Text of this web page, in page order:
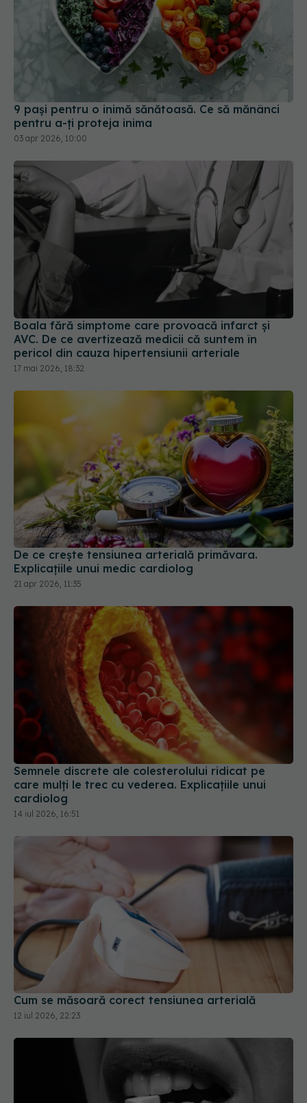
9 pași pentru o inimă sănătoasă. Ce să mănânci
pentru a-ți proteja inima
Boala fără simptome care provoacă infarct și
AVC. De ce avertizează medicii că suntem în
pericol din cauza hipertensiunii arteriale
17 mai 2026, 18:32
De ce crește tensiunea arterială primăvara.
Explicațiile unui medic cardiolog
21 apr 2026, 11:35
Semnele discrete ale colesterolului ridicat pe
care mulți le trec cu vederea. Explicațiile unui
cardiolog
14 iul 2026, 16:51
Cum se măsoară corect tensiunea arterială
12 iul 2026, 22:23